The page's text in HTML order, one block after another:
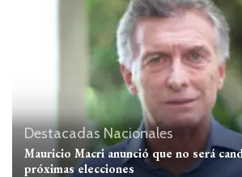
Destacadas Nacionales
Mauricio Macri anunció que no será
próximas elecciones